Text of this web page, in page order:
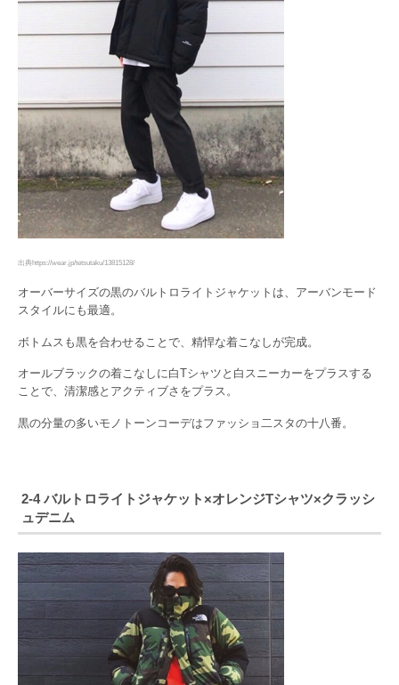
出典https://wear.jp/tetsutaku/13815128/
オーバーサイズの黒のバルトロライトジャケットは、アーバンモード
スタイルにも最適。
ボトムスも黒を合わせることで、精悍な着こなしが完成。
オールブラックの着こなしに白Tシャツと白スニーカーをプラスする
ことで、清潔感とアクティブさをプラス。
黒の分量の多いモノトーンコーデはファッショ二スタの十八番。
2-4 バルトロライトジャケット×オレンジTシャツ×クラッシ
ュデニム